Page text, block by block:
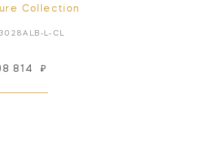
Collection
L-CL
814 ₽